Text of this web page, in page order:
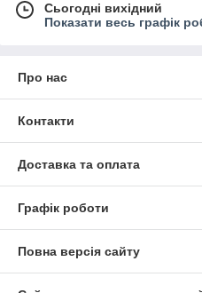
Сьогодні вихідний
Показати весь графік
Про нас
Контакти
Доставка та оплата
Графік роботи
Повна версія сайту